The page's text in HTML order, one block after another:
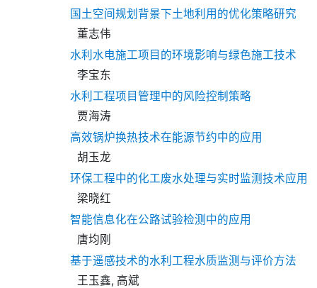
国土空间规划背景下土地利用的优化策略研究
董志伟
水利水电施工项目的环境影响与绿色施工技术
李宝东
水利工程项目管理中的风险控制策略
贾海涛
高效锅炉换热技术在能源节约中的应用
胡玉龙
环保工程中的化工废水处理与实时监测技术应用
梁晓红
智能信息化在公路试验检测中的应用
唐均刚
基于遥感技术的水利工程水质监测与评价方法
王玉鑫, 高斌